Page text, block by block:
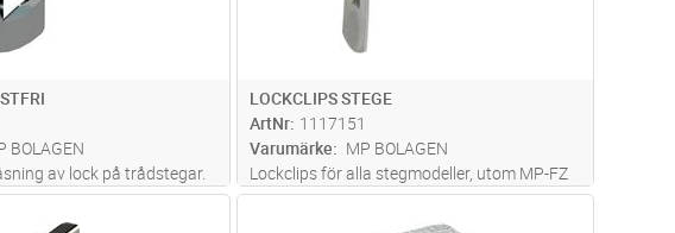
BOLAGEN
av lock på trådstegar.
även utomhus.
LOCKCLIPS STEGE
ArtNr 1117151
Varumärke
MP BOLAGEN
Lockclips för alla stegmodeller, utom MP-FZ
Lägg i kundvagn Lägg i kundvagn